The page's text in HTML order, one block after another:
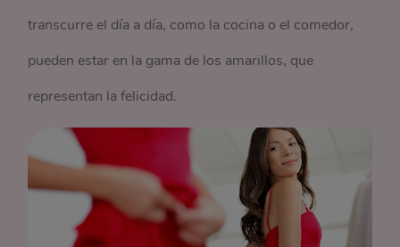
transcurre el día a día, como la cocina o el comedor,
pueden estar en la gama de los amarillos, que
representan la felicidad.